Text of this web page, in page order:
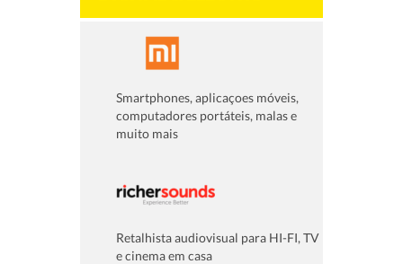
Smartphones, aplicaçoes móveis,
computadores portáteis, malas e
muito mais
Retalhista audiovisual para HI-FI, TV
e cinema em casa